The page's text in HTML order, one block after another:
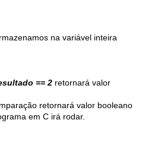
na variável inteira
== 2 retornará valor
retornará valor booleano
em C irá rodar.